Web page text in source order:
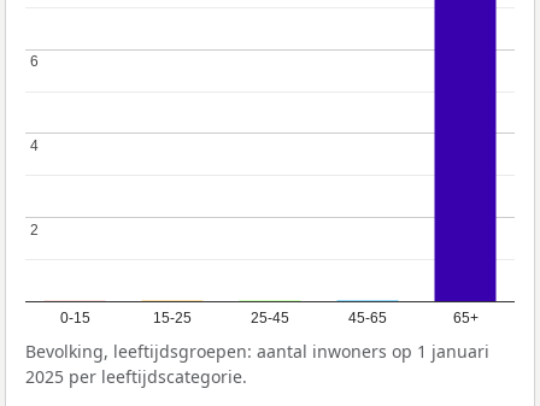
0-15 15-25 25-45 45-65 65+
2
2
4
4
6
6
Bevolking, leeftijdsgroepen: aantal inwoners op 1 januari
2025 per leeftijdscategorie.